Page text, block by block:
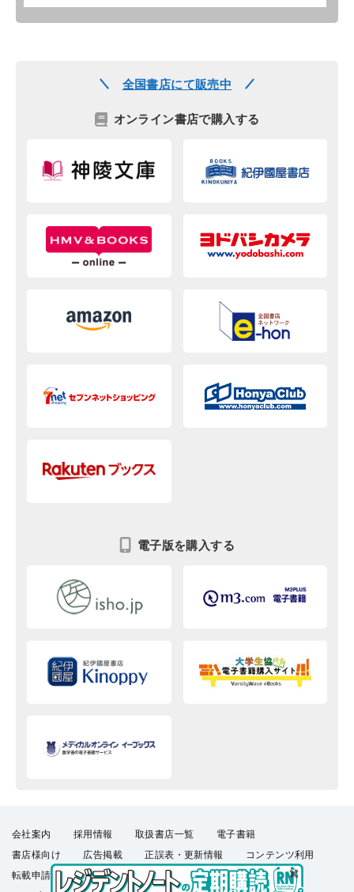
全国書店にて販売中
オンライン書店で購入する
電子版を購入する
会社案内 採用情報 取扱書店一覧
電子書籍
書店様向け
広告掲載 正誤表・更新情報
コンテンツ利用
転載申請
プライバシーポリシー
羊土社会員規約